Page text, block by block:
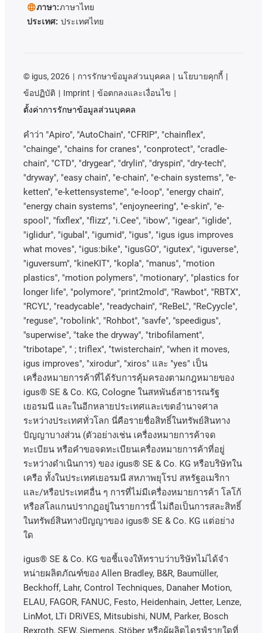
ภาษา:ภาษาไทย
ประเทศ: ประเทศไทย
© igus, 2026 การรักษาข้อมูลส่วนบุคคล
นโยบายคุกกี้
ข้อปฏิบัติ
Imprint
ข้อตกลงและเงื่อนไข
ตั้งค่าการรักษาข้อมูลส่วนบุคคล
คําว่า "Apiro", "AutoChain", "CFRIP", "chainflex",
"chainge", "chains for cranes", "conprotect", "cradle-
chain", "CTD", "drygear", "drylin", "dryspin", "dry-tech",
"dryway", "easy chain", "e-chain", "e-chain systems", "e-
ketten", "e-kettensysteme", "e-loop", "energy chain",
"energy chain systems", "enjoyneering", "e-skin", "e-
spool", "fixflex", "flizz", "i.Cee", "ibow", "igear", "iglide",
"iglidur", "igubal", "igumid", "igus", "igus igus improves
what moves", "igus:bike", "igusGO", "igutex", "iguverse",
"iguversum", "kineKIT", "kopla", "manus", "motion
plastics", "motion polymers", "motionary", "plastics for
longer life", "polymore", "print2mold", "Rawbot", "RBTX",
"RCYL", "readycable", "readychain", "ReBeL", "ReCyycle",
"reguse", "robolink", "Rohbot", "savfe", "speedigus",
"superwise", "take the dryway", "tribofilament",
"tribotape", " ; triflex", "twisterchain", "when it moves,
igus improves", "xirodur", "xiros" และ "yes" เป็น
เครื่องหมายการค้าที่ได้รับการคุ้มครองตามกฎหมายของ
igus® SE & Co. KG, Cologne ในสหพันธ์สาธารณรัฐ
เยอรมนี และในอีกหลายประเทศและเขตอํานาจศาล
ระหว่างประเทศทั่วโลก นี่คือรายชื่อสิทธิ์ในทรัพย์สินทาง
ปัญญาบางส่วน (ตัวอย่างเช่น เครื่องหมายการค้าจด
ทะเบียน หรือคำขอจดทะเบียนเครื่องหมายการค้าที่อยู่
ระหว่างดำเนินการ) ของ igus® SE & Co. KG หรือบริษัทใน
เครือ ทั้งในประเทศเยอรมนี สหภาพยุโรป สหรัฐอเมริกา
และ/หรือประเทศอื่น ๆ การที่ไม่มีเครื่องหมายการค้า โลโก้
หรือสโลแกนปรากฏอยู่ในรายการนี้ ไม่ถือเป็นการสละสิทธิ์
ในทรัพย์สินทางปัญญาของ igus® SE & Co. KG แต่อย่าง
ใด
igus® SE & Co. KG ขอชี้แจงให้ทราบว่าบริษัทไม่ได้จํา
หน่ายผลิตภัณฑ์ของ Allen Bradley, B&R, Baumüller,
Beckhoff, Lahr, Control Techniques, Danaher Motion,
ELAU, FAGOR, FANUC, Festo, Heidenhain, Jetter, Lenze,
LinMot, LTi DRiVES, Mitsubishi, NUM, Parker, Bosch
Rexroth, SEW, Siemens, Stöber หรือผู้ผลิตไดรฟ์รายใดที่